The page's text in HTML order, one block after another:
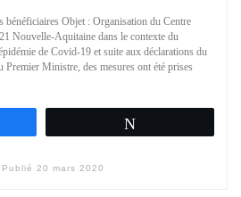
bénéficiaires Objet : Organisation du Centre
Nouvelle-Aquitaine dans le contexte du
de Covid-19 et suite aux déclarations du
Premier Ministre, des mesures ont été prises
Publié 20 mars 2020